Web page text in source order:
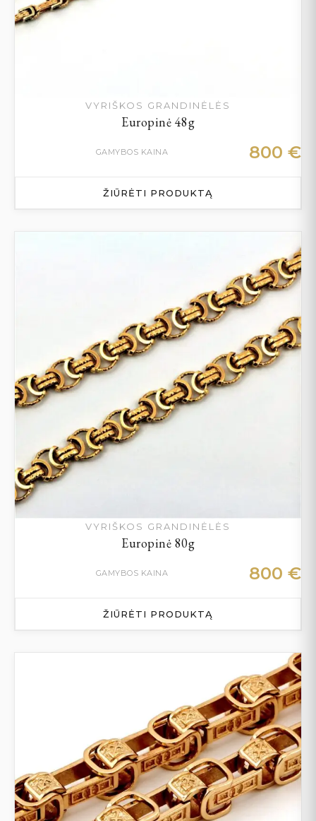
VYRIŠKOS GRANDINĖLĖS
Europinė 48g
GAMYBOS KAINA 800 €
ŽIŪRĖTI PRODUKTĄ
VYRIŠKOS GRANDINĖLĖS
Europinė 80g
GAMYBOS KAINA 800 €
ŽIŪRĖTI PRODUKTĄ